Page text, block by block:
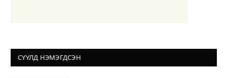
СҮҮЛД НЭМЭГДСЭН